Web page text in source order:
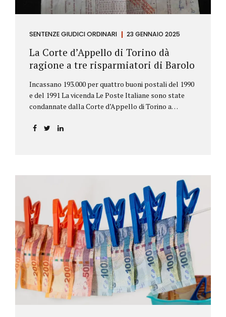
SENTENZE GIUDICI ORDINARI 23 GENNAIO 2025
La Corte d’Appello di Torino dà
ragione a tre risparmiatori di Barolo
Incassano 193.000 per quattro buoni postali del 1990
e del 1991 La vicenda Le Poste Italiane sono state
condannate dalla Corte d’Appello di Torino a
per oltre 193.000,00 euro: la sentenza ribalta la
causa di una modifica dei rendimenti risalente al 1986,
precedente alla loro sottoscrizione, e di un timbro
che Poste aveva messo sopra la tabella, la quale
riportava un generico...